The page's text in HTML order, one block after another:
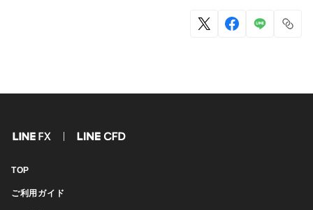
TOP
ご利用ガイド